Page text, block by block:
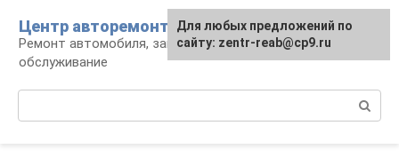
контенту
Центр авторемонта
Ремонт автомобиля, запчасти и
обслуживание
Для любых предложений по
сайту: zentr-reab@cp9.ru